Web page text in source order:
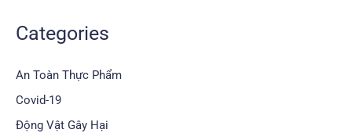
Categories
An Toàn Thực Phẩm
Covid-19
Động Vật Gây Hại